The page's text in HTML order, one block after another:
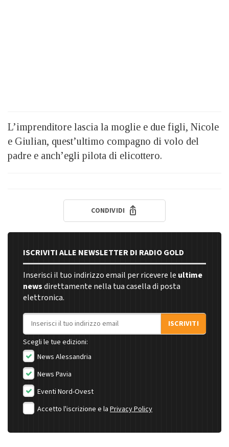
L’imprenditore lascia la moglie e due figli, Nicole
e Giulian, quest’ultimo compagno di volo del
padre e anch’egli pilota di elicottero.
CONDIVIDI
ISCRIVITI ALLE NEWSLETTER DI RADIO GOLD
Inserisci il tuo indirizzo email per ricevere le ultime
newsdirettamente nella tua casella di posta
elettronica.
Indirizzo email
ISCRIVITI
Scegli le tue edizioni:
News Alessandria
News Pavia
Eventi Nord-Ovest
Accetto l'iscrizione e la Privacy Policy